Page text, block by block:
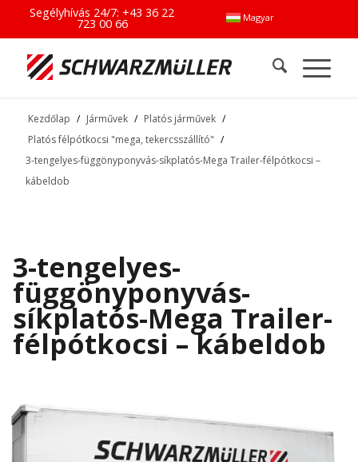
Magyar
Segélyhívás 24/7:+43 36 22
723 00 66
Kezdőlap / Járművek / Platós járművek /
Platós félpótkocsi "mega, tekercsszállító" /
3-tengelyes-függönyponyvás-síkplatós-Mega Trailer-félpótkocsi –
kábeldob
3-tengelyes-
függönyponyvás-
síkplatós-Mega Trailer-
félpótkocsi – kábeldob